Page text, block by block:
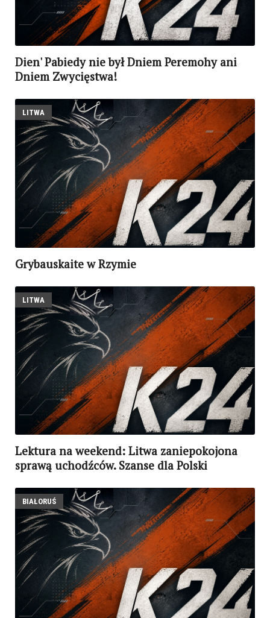
Dien' Pabiedy nie był Dniem Peremohy ani
Dniem Zwycięstwa!
LITWA
Grybauskaite w Rzymie
LITWA
Lektura na weekend: Litwa zaniepokojona
sprawą uchodźców. Szanse dla Polski
BIAŁORUŚ